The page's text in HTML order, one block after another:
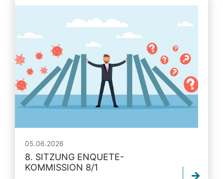
05.06.2026
8. SITZUNG ENQUETE-
KOMMISSION 8/1